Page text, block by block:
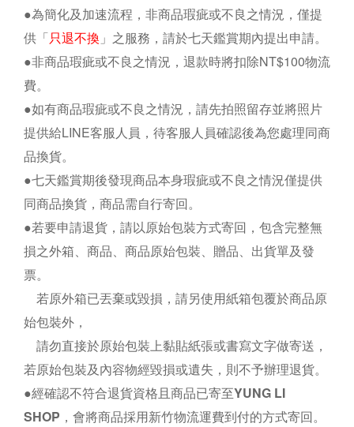
●為簡化及加速流程，非商品瑕疵或不良之情況，僅提
供「只退不換 」之服務，請於七天鑑賞期內提出申請。
●非商品瑕疵或不良之情況，退款時將扣除NT$100物流
費。
●如有商品瑕疵或不良之情況，請先拍照留存並將照片
提供給LINE客服人員，待客服人員確認後為您處理同商
品換貨。
●七天鑑賞期後發現商品本身瑕疵或不良之情況僅提供
同商品換貨 ，商品需自行寄回。
●若要申請退貨，請以原始包裝方式寄回，包含完整無
損之外箱、商品、商品原始包裝、贈品、出貨單及發
票。
若原外箱已丟棄或毀損， 請另使用紙箱包覆於商品原
始包裝外，
請勿直接於原始包裝上黏貼紙張或書寫文字做寄送，
若原始包裝及內容物經毀損或遺失，則不予辦理退貨。
●經確認不符合退貨資格且商品已寄至YUNG LI
SHOP ， 會將商品採用新竹物流運費到付的方式寄回。